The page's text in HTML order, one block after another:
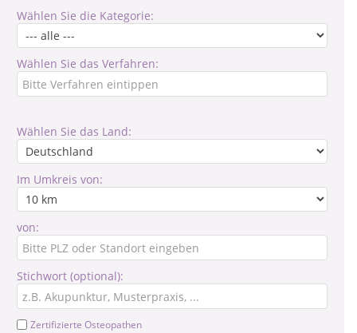
Wählen Sie die Kategorie:
Wählen Sie das Verfahren:
Wählen Sie das Land:
Im Umkreis von:
von:
Stichwort (optional):
Zertifizierte Osteopathen